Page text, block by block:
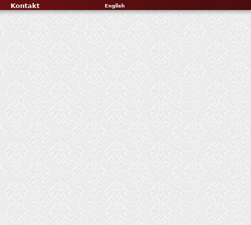
Kontakt English